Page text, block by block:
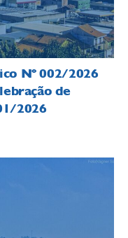
Nº 002/2026
de
2026